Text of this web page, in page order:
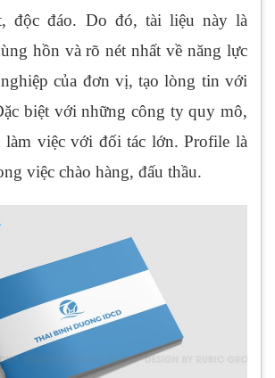
độc đáo. Do đó, tài liệu này là
hồn và rõ nét nhất về năng lực
của đơn vị, tạo lòng tin với
biệt với những công ty quy mô,
làm việc với đối tác lớn. Profile là
việc chào hàng, đấu thầu.